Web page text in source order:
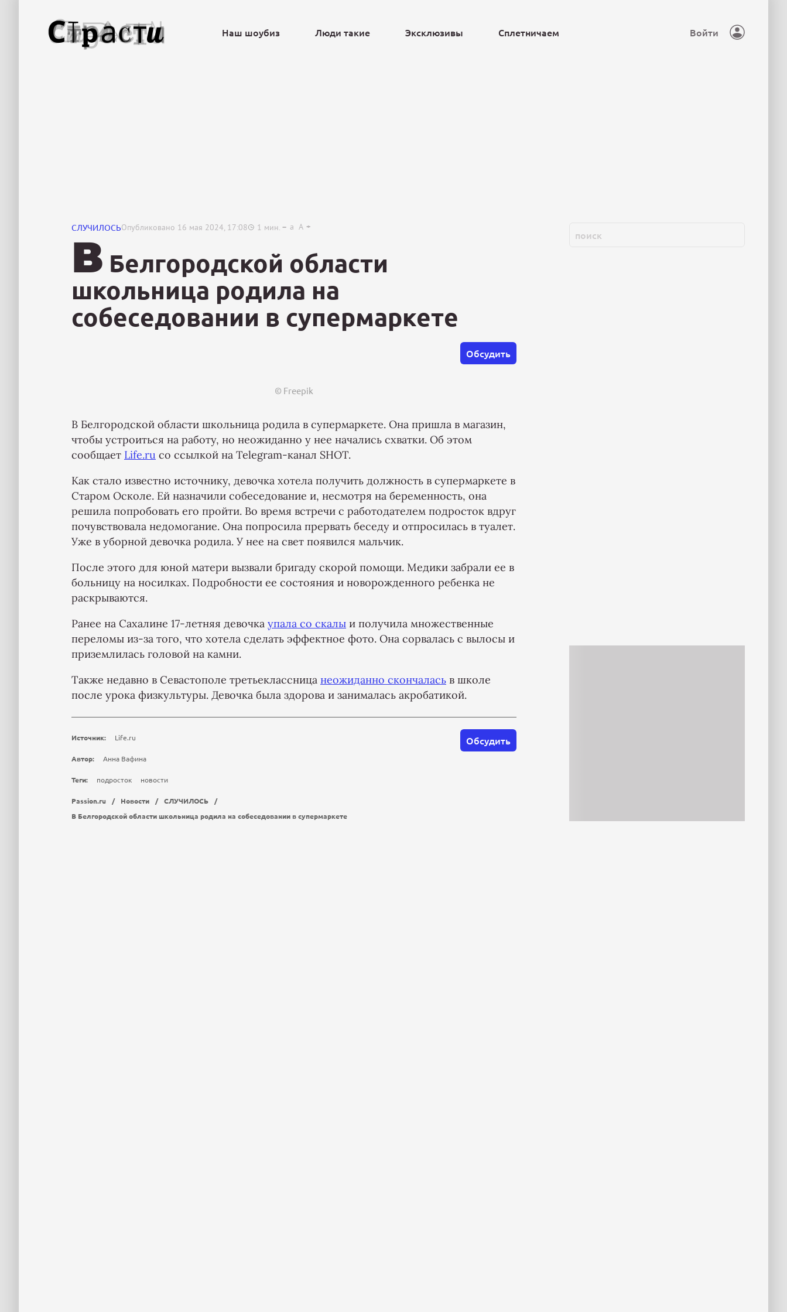
Наш шоубиз Люди такие Эксклюзивы Сплетничаем Войти
СЛУЧИЛОСЬОпубликовано 16 мая 2024, 17:08 1 мин. a A
В Белгородской области
школьница родила на
собеседовании в супермаркете
Обсудить
© Freepik
В Белгородской области школьница родила в супермаркете. Она пришла в магазин,
чтобы устроиться на работу, но неожиданно у нее начались схватки. Об этом
сообщает Life.ru со ссылкой на Telegram-канал SHOT.
Как стало известно источнику, девочка хотела получить должность в супермаркете в
Старом Осколе. Ей назначили собеседование и, несмотря на беременность, она
решила попробовать его пройти. Во время встречи с работодателем подросток вдруг
почувствовала недомогание. Она попросила прервать беседу и отпросилась в туалет.
Уже в уборной девочка родила. У нее на свет появился мальчик.
После этого для юной матери вызвали бригаду скорой помощи. Медики забрали ее в
больницу на носилках. Подробности ее состояния и новорожденного ребенка не
раскрываются.
Ранее на Сахалине 17-летняя девочка упала со скалы и получила множественные
переломы из-за того, что хотела сделать эффектное фото. Она сорвалась с вылосы и
приземлилась головой на камни.
Также недавно в Севастополе третьеклассница неожиданно скончалась в школе
после урока физкультуры. Девочка была здорова и занималась акробатикой.
Обсудить
Источник: Life.ru
Автор: Анна Вафина
Теги: подросток новости
Passion.ru / Новости / СЛУЧИЛОСЬ
/
В Белгородской области школьница родила на собеседовании в супермаркете